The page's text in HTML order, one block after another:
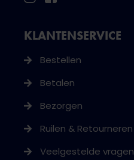
KLANTENSERVICE
Bestellen
Betalen
Bezorgen
Ruilen & Retourneren
Veelgestelde vragen